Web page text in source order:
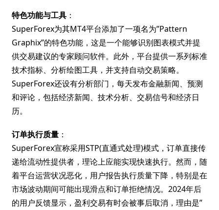
特色功能与工具 ：
SuperForex为其MT4平台添加了一项名为”Pattern
Graphix”的特色功能，这是一个能够识别图表模式并提
供交易建议的专家顾问软件。此外，平台提供一系列标准
技术指标、分析绘图工具，并支持自动交易策略。
SuperForex还设有分析部门，每天发布金融新闻、预测
和评论，包括经济新闻、技术分析、交易信号和经济日
历。
订单执行质量 ：
SuperForex宣称采用STP(直通式处理)模式，订单直接传
递给流动性提供者，理论上应能实现快速执行。然而，随
着平台运营状况恶化，用户报告执行质量下降，特别是在
市场波动期间可能出现滑点和订单拒绝情况。2024年后
的用户反馈显示，盈利交易有时会被事后取消，理由是”